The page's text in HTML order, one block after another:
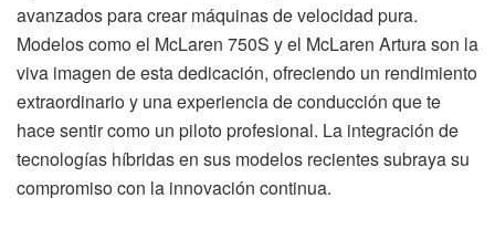
avanzados para crear máquinas de velocidad pura.
Modelos como el McLaren 750S y el McLaren Artura son la
viva imagen de esta dedicación, ofreciendo un rendimiento
extraordinario y una experiencia de conducción que te
hace sentir como un piloto profesional. La integración de
tecnologías híbridas en sus modelos recientes subraya su
compromiso con la innovación continua.